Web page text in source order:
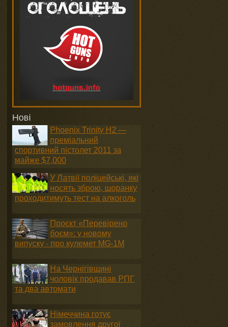
Нові
Phoenix Trinity H2 —
преміальний
спортивний пістолет 2011 за
майже $7,000
У Латвії поліцейські, які
носять зброю, щоранку
проходитимуть тест на алкоголь
Проєкт «Перевірено
боєм»: у новому
випуску - про кулемет MG-1М
На Чернігівщині
чоловік продавав РПГ
та два автомати
Німеччина готує
замовлення другої